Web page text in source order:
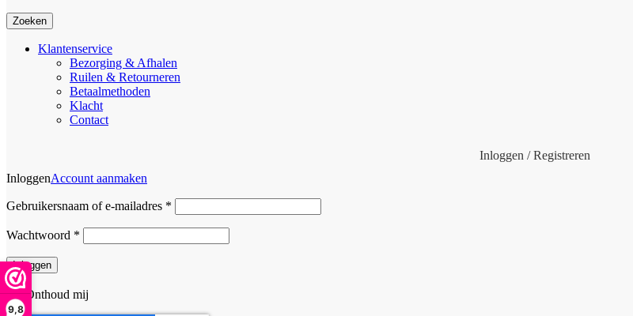
9,8
Zoeken
Klantenservice
Bezorging & Afhalen
Ruilen & Retourneren
Betaalmethoden
Klacht
Contact
Inloggen / Registreren
InloggenAccount aanmaken
Gebruikersnaam of e-mailadres *
Wachtwoord *
Inloggen
Onthoud mij